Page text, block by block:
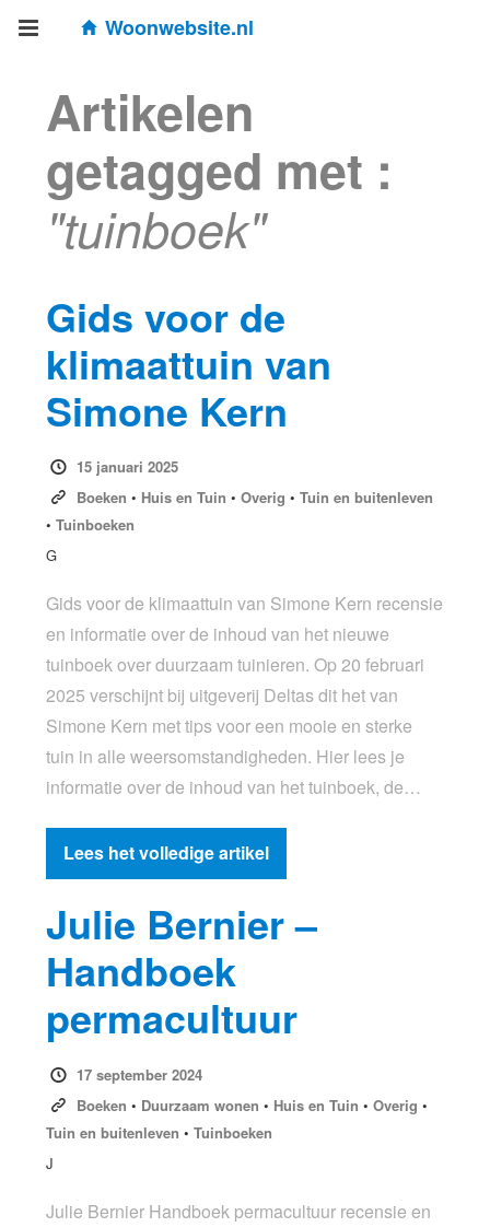
Woonwebsite.nl
Artikelen
getagged met :
"tuinboek"
Gids voor de
klimaattuin van
Simone Kern
15 januari 2025
Boeken • Huis en Tuin • Overig • Tuin en buitenleven
•Tuinboeken
G
Gids voor de klimaattuin van Simone Kern recensie
en informatie over de inhoud van het nieuwe
tuinboek over duurzaam tuinieren. Op 20 februari
2025 verschijnt bij uitgeverij Deltas dit het van
Simone Kern met tips voor een mooie en sterke
tuin in alle weersomstandigheden. Hier lees je
informatie over de inhoud van het tuinboek, de…
Lees het volledige artikel
Julie Bernier –
Handboek
permacultuur
17 september 2024
Boeken • Duurzaam wonen • Huis en Tuin • Overig •
Tuin en buitenleven •Tuinboeken
J
Julie Bernier Handboek permacultuur recensie en